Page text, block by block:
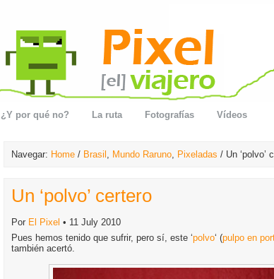
¿Y por qué no? La ruta Fotografías Vídeos
Navegar: Home / Brasil , Mundo Raruno, Pixeladas / Un ‘polvo’
Un ‘polvo’ certero
Por El Pixel • 11 July 2010
Pues hemos tenido que sufrir, pero sí, este ‘polvo‘ (pulpo en
también acertó.